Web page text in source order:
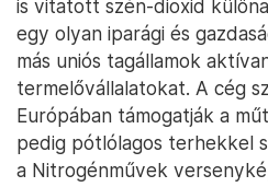
is vitatott szén-dioxid
egy olyan iparági és
más uniós tagállamok
termelővállalatokat. A cég
Európában támogatják a
pedig pótlólagos terhekkel
a Nitrogénművek